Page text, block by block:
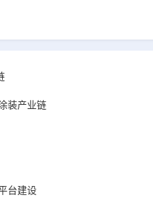
功率密度持续提高，器件过热正成
子器件的多层结构时存在局限，例
热反射法难以区分不同材料层中的
红外成像等方法也难以在微小尺度
化。为解决这一问题...
装产业链
台建设